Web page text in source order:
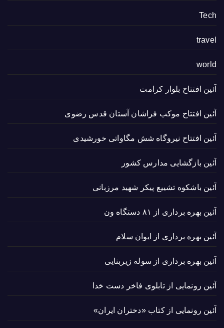
Tech
travel
world
آئین افتتاح بلوار کرامت
آئین افتتاح موکب فراشان آستان قدس رضوی
آئین افتتاح نیروگاه شش مگاواتی خورشیدی
آئین بازگشایی مدارس کشور
آئین باشکوه تشییع پیکر شهید مرزبانی
آئین بهره برداری از ۸۱ دستگاه ون
آئین بهره برداری از ایوان سلام
آئین بهره برداری از سوله زیربنایی
آئین رونمایی از تابلوی فاخر دست خدا
آئین رونمایی از کتاب «دختران ایران»